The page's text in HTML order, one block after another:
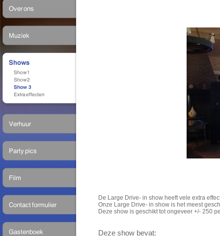
De Large Drive- in show heeft vele extra
Onze Large Drive- in show is het meest
Deze show is geschikt tot ongeveer +/- 250
Deze show bevat: